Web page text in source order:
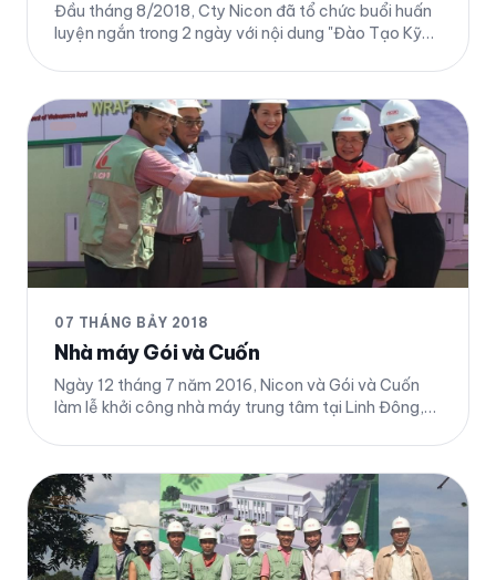
Đầu tháng 8/2018, Cty Nicon đã tổ chức buổi huấn
luyện ngắn trong 2 ngày với nội dung "Đào Tạo Kỹ
viên chủ chốt của công ty với phần huấn luyện đặc
biệt từ Diễn Giả Võ Thị Thu Sương, CEO của CTy Ba
Lô Túi Xách và ông Võ Trí Nguyên, CEO Cty Nicon.
Chi tiết
07 THÁNG BẢY 2018
Nhà máy Gói và Cuốn
Ngày 12 tháng 7 năm 2016, Nicon và Gói và Cuốn
làm lễ khởi công nhà máy trung tâm tại Linh Đông,